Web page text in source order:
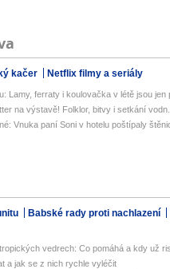
kačer Netflix filmy a seriály
Lamy, ferraty i koulovačka v létě jsou jen
na výstavě! Folklor, bitvy i setkání
Vnuka paní Soni v hotelu poštípaly
Babské rady proti nachlazení
vedrech: Co pomáhá a kdy už
a jak se z nich rychle vyléčit